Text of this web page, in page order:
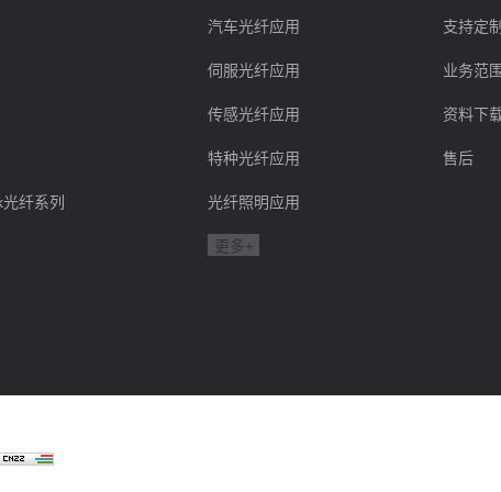
纤系列
汽车光纤应用
伺服光纤应用
传感光纤应用
特种光纤应用
光纤照明应用
更多+
支持定
业务范
资料下
售后